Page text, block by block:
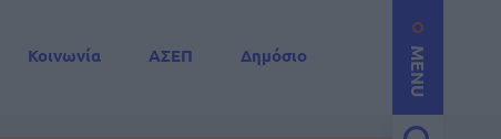
MENU
Κοινωνία ΑΣΕΠ
Δημόσιο